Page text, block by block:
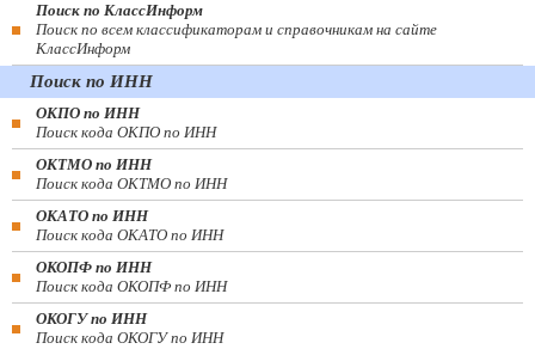
Поиск по КлассИнформ
Поиск по всем классификаторам и справочникам на сайте
КлассИнформ
Поиск по ИНН
ОКПО по ИНН
Поиск кода ОКПО по ИНН
ОКТМО по ИНН
Поиск кода ОКТМО по ИНН
ОКАТО по ИНН
Поиск кода ОКАТО по ИНН
ОКОПФ по ИНН
Поиск кода ОКОПФ по ИНН
ОКОГУ по ИНН
Поиск кода ОКОГУ по ИНН